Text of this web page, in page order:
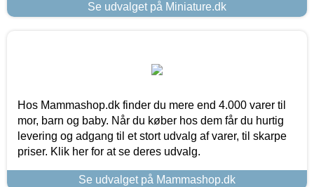
Se udvalget på Miniature.dk
Hos Mammashop.dk finder du mere end 4.000 varer til
mor, barn og baby. Når du køber hos dem får du hurtig
levering og adgang til et stort udvalg af varer, til skarpe
priser. Klik her for at se deres udvalg.
Se udvalget på Mammashop.dk